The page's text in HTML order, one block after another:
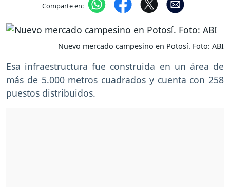
Comparte en:
Nuevo mercado campesino en Potosí. Foto: ABI
Esa infraestructura fue construida en un área de
más de 5.000 metros cuadrados y cuenta con 258
puestos distribuidos.